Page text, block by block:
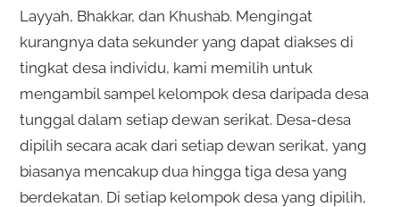
Layyah, Bhakkar, dan Khushab. Mengingat
kurangnya data sekunder yang dapat diakses di
tingkat desa individu, kami memilih untuk
mengambil sampel kelompok desa daripada desa
tunggal dalam setiap dewan serikat. Desa-desa
dipilih secara acak dari setiap dewan serikat, yang
biasanya mencakup dua hingga tiga desa yang
berdekatan. Di setiap kelompok desa yang dipilih,